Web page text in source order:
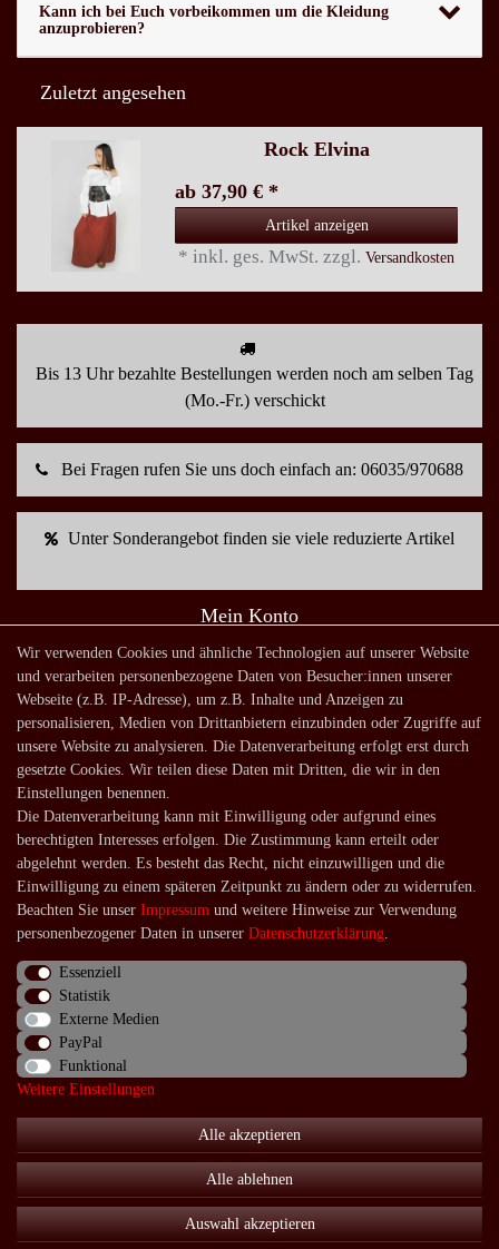
Kann ich bei Euch vorbeikommen um die Kleidung
anzuprobieren?
Zuletzt angesehen
Rock Elvina
ab 37,90 € *
Artikel anzeigen
* inkl. ges. MwSt. zzgl. Versandkosten
Bis 13 Uhr bezahlte Bestellungen werden noch am selben Tag
(Mo.-Fr.) verschickt
Bei Fragen rufen Sie uns doch einfach an: 06035/970688
Unter Sonderangebot finden sie viele reduzierte Artikel
Mein Konto
Warenkorb
Zur Kasse
Mein Konto
Registrieren
Shop
Lagerverkauf
Zahlungsarten
Versandarten und -kosten
Lieferung in die Schweiz
Häufige Fragen
Impressum Daten­schutz­erklärung AGB
Wir verwenden Cookies und ähnliche Technologien auf unserer Website
und verarbeiten personenbezogene Daten von Besucher:innen unserer
Webseite (z.B. IP-Adresse), um z.B. Inhalte und Anzeigen zu
personalisieren, Medien von Drittanbietern einzubinden oder Zugriffe auf
unsere Website zu analysieren. Die Datenverarbeitung erfolgt erst durch
gesetzte Cookies. Wir teilen diese Daten mit Dritten, die wir in den
Einstellungen benennen.
Die Datenverarbeitung kann mit Einwilligung oder aufgrund eines
berechtigten Interesses erfolgen. Die Zustimmung kann erteilt oder
abgelehnt werden. Es besteht das Recht, nicht einzuwilligen und die
Einwilligung zu einem späteren Zeitpunkt zu ändern oder zu widerrufen.
Beachten Sie unser Impressum und weitere Hinweise zur Verwendung
personenbezogener Daten in unserer Daten­schutz­erklärung.
Essenziell
Statistik
Externe Medien
PayPal
Funktional
Weitere Einstellungen
Alle akzeptieren
Alle ablehnen
Auswahl akzeptieren